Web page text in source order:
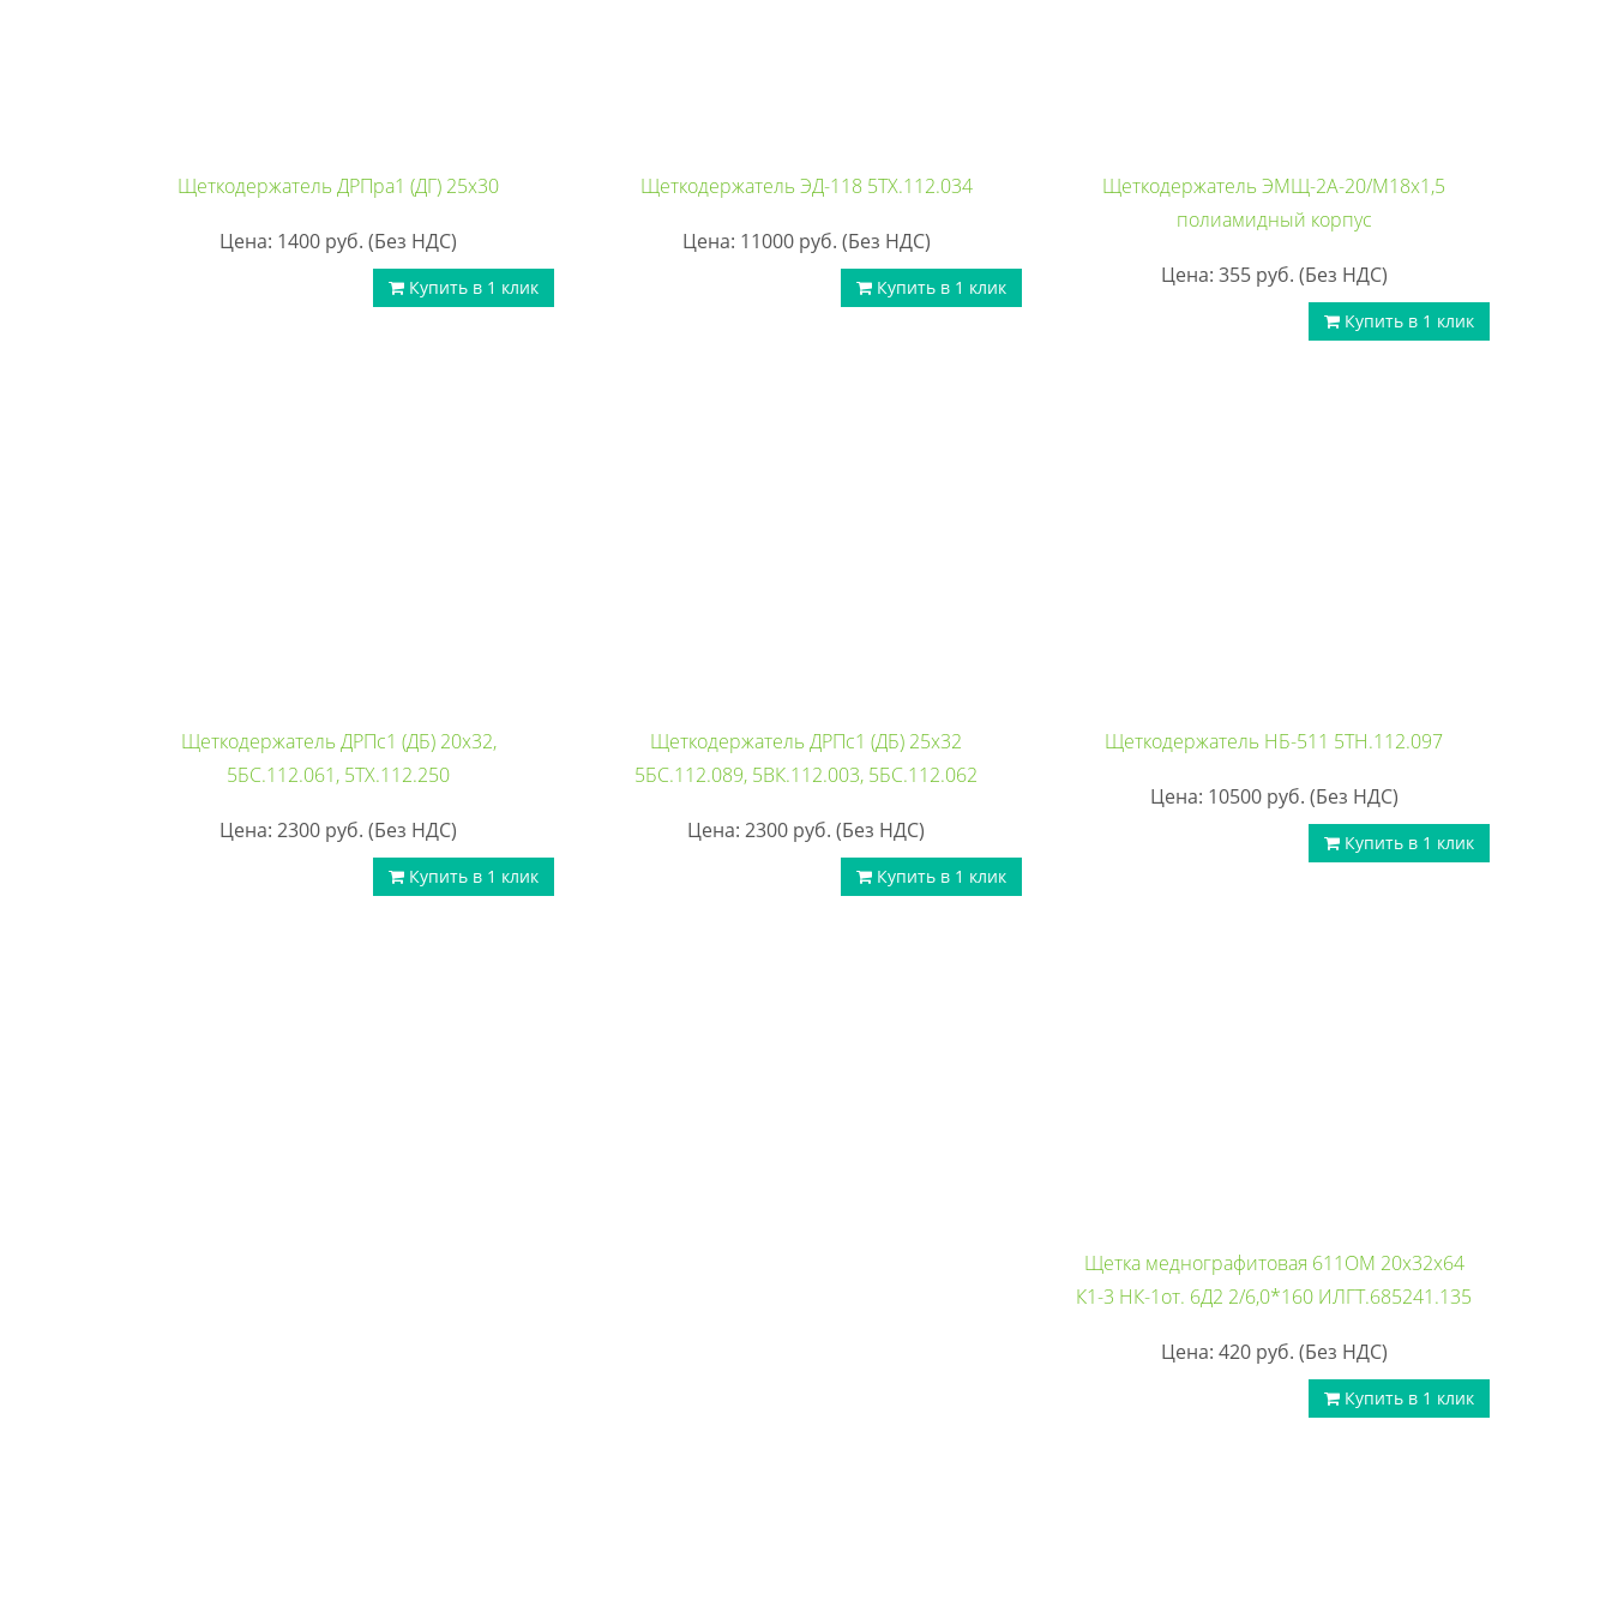
Щеткодержатель ДРПра1 (ДГ) 25х30
Цена: 1400 руб. (Без НДС)
Купить в 1 клик
Щеткодержатель ЭД-118 5ТХ.112.034
Цена: 11000 руб. (Без НДС)
Купить в 1 клик
Щеткодержатель ЭМЩ-2А-20/М18х1,5
полиамидный корпус
Цена: 355 руб. (Без НДС)
Купить в 1 клик
Щеткодержатель ДРПс1 (ДБ) 20х32,
5БС.112.061, 5ТХ.112.250
Цена: 2300 руб. (Без НДС)
Купить в 1 клик
Щеткодержатель ДРПс1 (ДБ) 25х32
5БС.112.089, 5ВК.112.003, 5БС.112.062
Цена: 2300 руб. (Без НДС)
Купить в 1 клик
Щеткодержатель НБ-511 5ТН.112.097
Цена: 10500 руб. (Без НДС)
Купить в 1 клик
Щетка меднографитовая 611ОМ 20х32х64
К1-3 НК-1от. 6Д2 2/6,0*160 ИЛГТ.685241.135
Цена: 420 руб. (Без НДС)
Купить в 1 клик